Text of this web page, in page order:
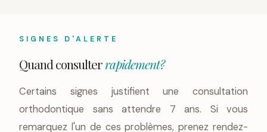
SIGNES D'ALERTE
Quand consulterrapidement?
Certains signes justifient une consultation
orthodontique sans attendre 7 ans. Si vous
remarquez l'un de ces problèmes, prenez rendez-